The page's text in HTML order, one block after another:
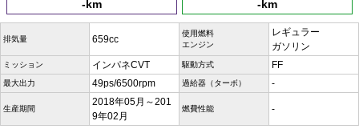
-km -km
排気量 659cc
使用燃料
エンジン
レギュラー
ガソリン
ミッション インパネCVT 駆動方式 FF
最大出力 49ps/6500rpm 過給器（ターボ） -
生産期間
2018年05月～201
9年02月
燃費性能 -